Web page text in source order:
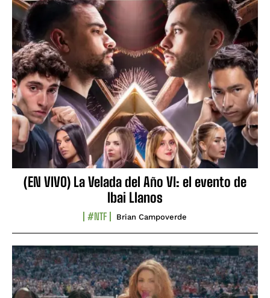
(EN VIVO) La Velada del Año VI: el evento de
Ibai Llanos
#NTF Brian Campoverde